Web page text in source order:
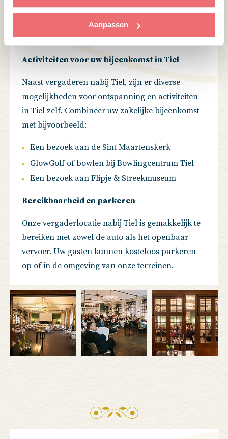
Aanpassen
Uitstekende culinaire voorzieningen
Prachtige tuinen voor ontspanning en
buitenactiviteiten
Activiteiten voor uw bijeenkomst in Tiel
Naast vergaderen nabij Tiel, zijn er diverse
mogelijkheden voor ontspanning en activiteiten
in Tiel zelf. Combineer uw zakelijke bijeenkomst
met bijvoorbeeld:
Een bezoek aan de Sint Maartenskerk
GlowGolf of bowlen bij Bowlingcentrum Tiel
Een bezoek aan Flipje & Streekmuseum
Bereikbaarheid en parkeren
Onze vergaderlocatie nabij Tiel is gemakkelijk te
bereiken met zowel de auto als het openbaar
vervoer. Uw gasten kunnen kosteloos parkeren
op of in de omgeving van onze terreinen.